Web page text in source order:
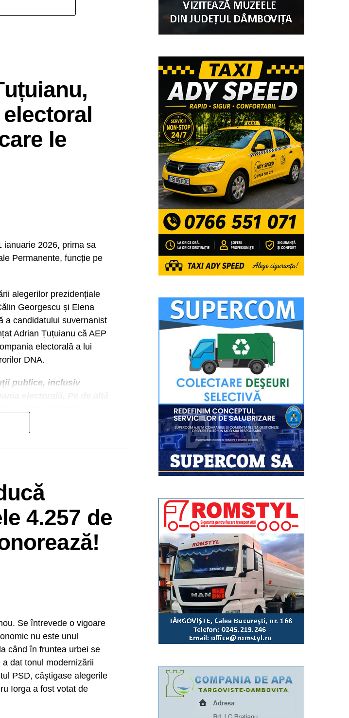
le
ianuarie 2026, prima sa
Permanente, funcție pe
alegerilor prezidențiale
Georgescu și Elena
a candidatului suvernanist
Adrian Țuțuianu că AEP
electorală a lui
DNA.
publice, inclusiv
Aici e nevoie de
nu sunt investigatori.
pentru campania
competente.
4.257 de
Se întrevede o vigoare
nu este unul
când în fruntea urbei se
dat tonul modernizării
PSD, câștigase alegerile
Iorga a fost votat de